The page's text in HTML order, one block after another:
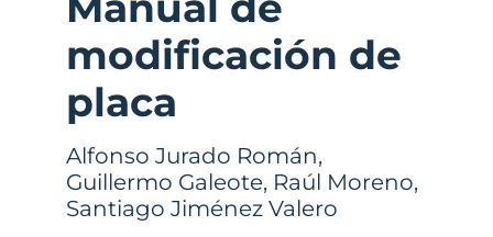
modificación de
placa
Alfonso Jurado Román,
Guillermo Galeote, Raúl Moreno,
Santiago Jiménez Valero